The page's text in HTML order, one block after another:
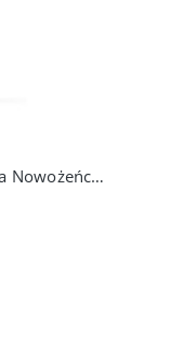
Etykieta na wino ŚLUB prezent dla Nowożeńców skuter [14]